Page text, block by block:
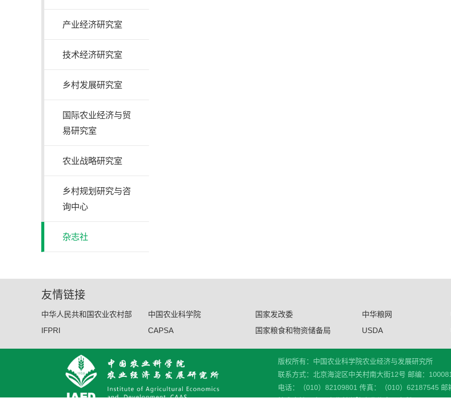
产业经济研究室
技术经济研究室
乡村发展研究室
国际农业经济与贸
易研究室
农业战略研究室
乡村规划研究与咨
询中心
杂志社
友情链接
中华人民共和国农业农村部 中国农业科学院 国家发改委 中华粮网
IFPRI
CAPSA 国家粮食和物资储备局 USDA
版权所有：中国农业科学院农业经济与发展研究所
联系方式：北京海淀区中关村南大街12号 邮编：100081
电话：（010）82109801 传真：（010）62187545 邮